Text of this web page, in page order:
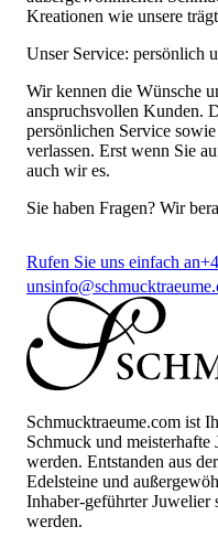
Kreationen wie unsere
Unser Service: persönlich
Wir kennen die Wünsche
anspruchsvollen Kunden.
persönlichen Service
verlassen. Erst wenn Sie
auch wir es.
Sie haben Fragen? Wir
Rufen Sie uns einfach an
uns
Schmucktraeume.com ist
Schmuck und meisterhafte
werden. Entstanden aus
Edelsteine und
Inhaber-geführter Juwelier
werden.